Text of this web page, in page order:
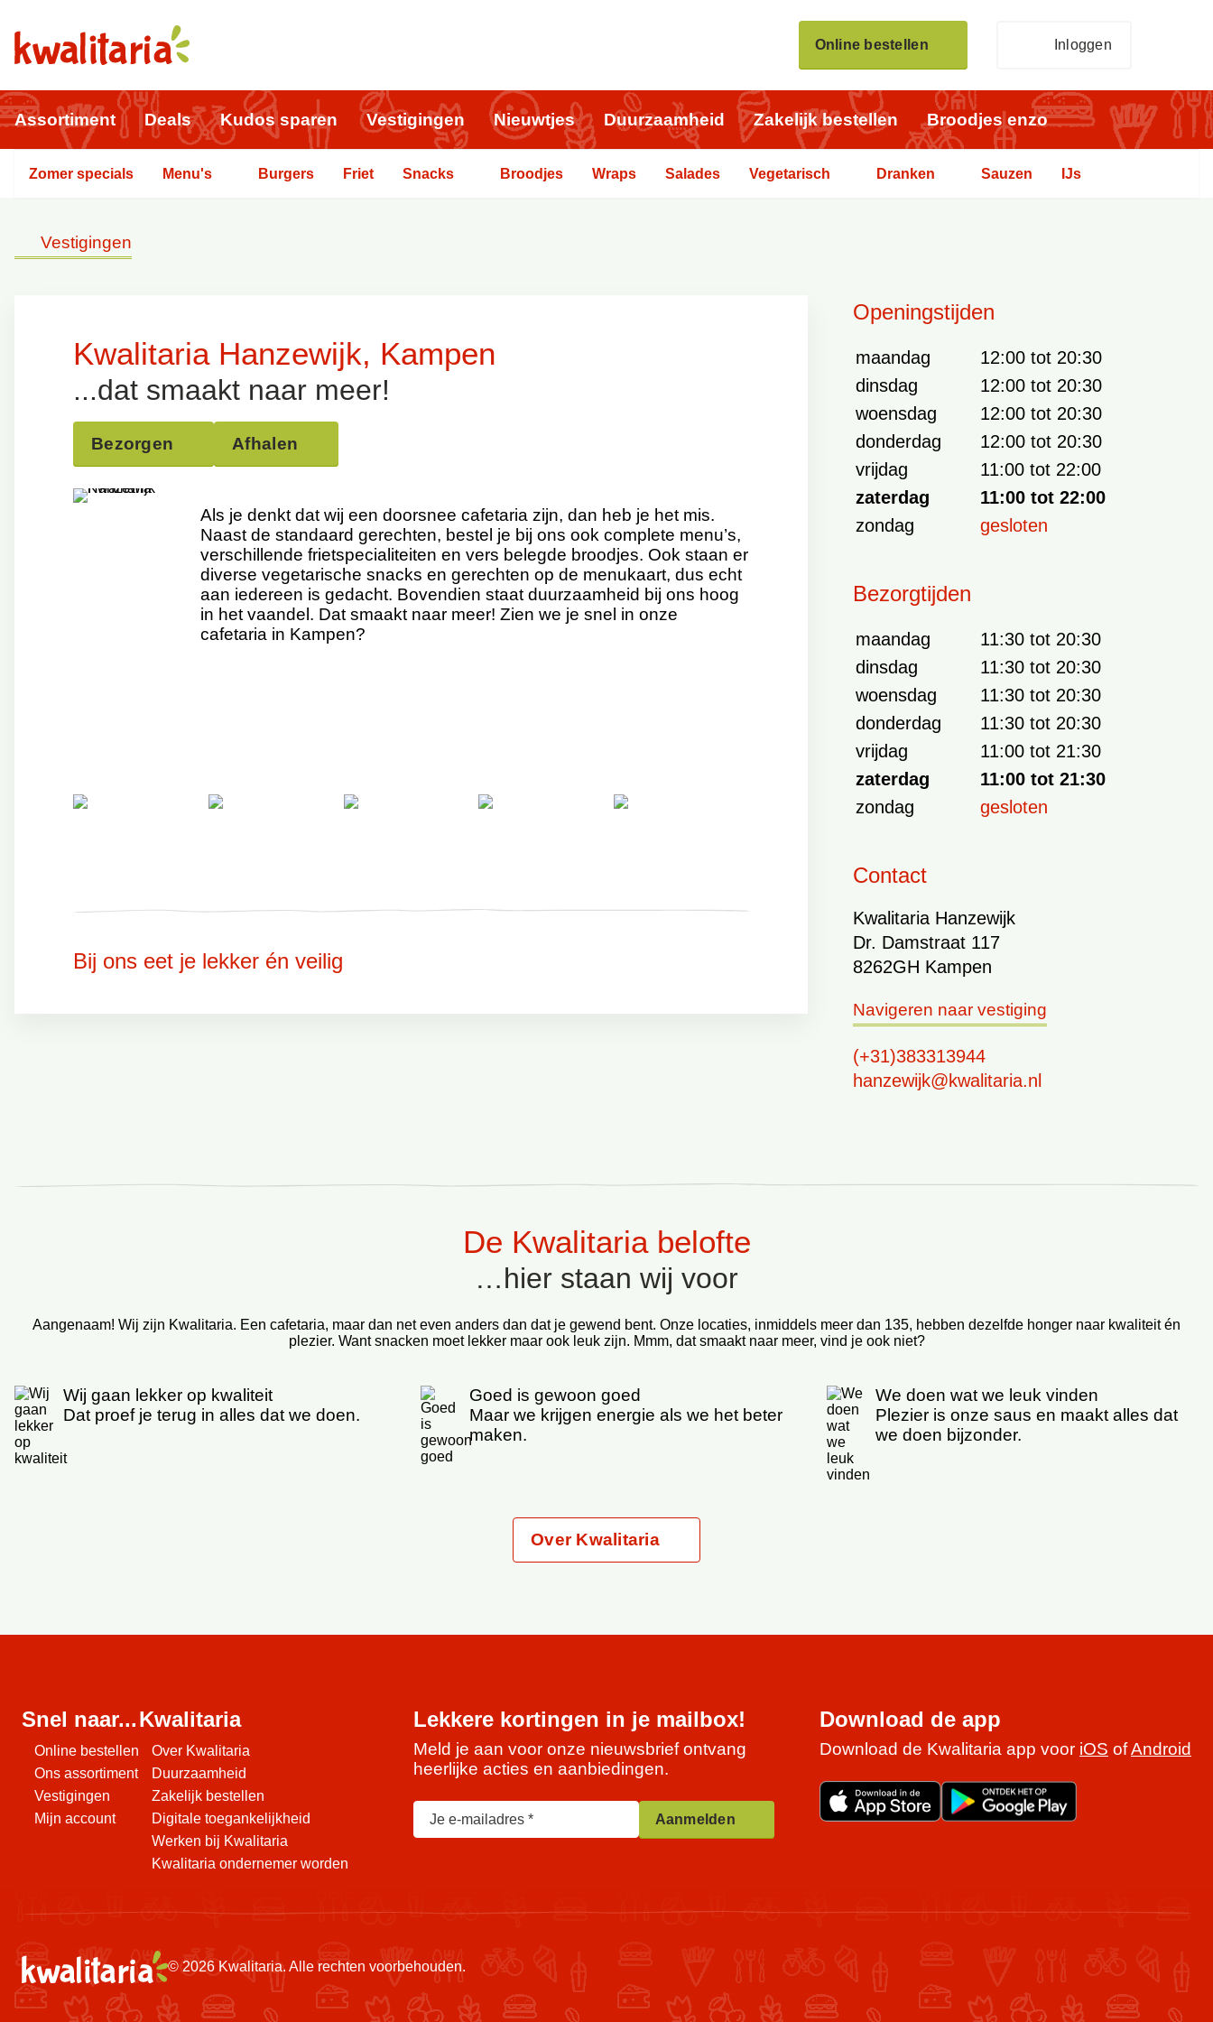
Online bestellen Inloggen
Assortiment Deals Kudos sparen Vestigingen Nieuwtjes Duurzaamheid Zakelijk bestellen Broodjes enzo
Zomer specials Menu's Burgers Friet Snacks Broodjes Wraps Salades Vegetarisch Dranken Sauzen IJs
Vestigingen
Kwalitaria Hanzewijk, Kampen
...dat smaakt naar meer!
Bezorgen Afhalen
Als je denkt dat wij een doorsnee cafetaria zijn, dan heb je het mis.
Naast de standaard gerechten, bestel je bij ons ook complete menu’s,
verschillende frietspecialiteiten en vers belegde broodjes. Ook staan er
diverse vegetarische snacks en gerechten op de menukaart, dus echt
aan iedereen is gedacht. Bovendien staat duurzaamheid bij ons hoog
in het vaandel. Dat smaakt naar meer! Zien we je snel in onze
cafetaria in Kampen?
Bij ons eet je lekker én veilig
Openingstijden
maandag
12:00 tot 20:30
dinsdag
12:00 tot 20:30
woensdag
12:00 tot 20:30
donderdag
12:00 tot 20:30
vrijdag
11:00 tot 22:00
zaterdag
11:00 tot 22:00
zondag
gesloten
Bezorgtijden
maandag
11:30 tot 20:30
dinsdag
11:30 tot 20:30
woensdag
11:30 tot 20:30
donderdag
11:30 tot 20:30
vrijdag
11:00 tot 21:30
zaterdag
11:00 tot 21:30
zondag
gesloten
Contact
Kwalitaria Hanzewijk
Dr. Damstraat 117
8262GH Kampen
Navigeren naar vestiging
(+31)383313944
hanzewijk@kwalitaria.nl
De Kwalitaria belofte
…hier staan wij voor
Aangenaam! Wij zijn Kwalitaria. Een cafetaria, maar dan net even anders dan dat je gewend bent. Onze locaties, inmiddels meer dan 135, hebben dezelfde honger naar kwaliteit én
plezier. Want snacken moet lekker maar ook leuk zijn. Mmm, dat smaakt naar meer, vind je ook niet?
Wij gaan lekker op kwaliteit
Dat proef je terug in alles dat we doen.
Goed is gewoon goed
Maar we krijgen energie als we het beter
maken.
We doen wat we leuk vinden
Plezier is onze saus en maakt alles dat
we doen bijzonder.
Over Kwalitaria
Snel naar...
Online bestellen
Ons assortiment
Vestigingen
Mijn account
Kwalitaria
Over Kwalitaria
Duurzaamheid
Zakelijk bestellen
Digitale toegankelijkheid
Werken bij Kwalitaria
Kwalitaria ondernemer worden
Lekkere kortingen in je mailbox!
Meld je aan voor onze nieuwsbrief ontvang
heerlijke acties en aanbiedingen.
Je e-mailadres Aanmelden
Download de app
Download de Kwalitaria app voor iOS ofAndroid
© 2026 Kwalitaria. Alle rechten voorbehouden.